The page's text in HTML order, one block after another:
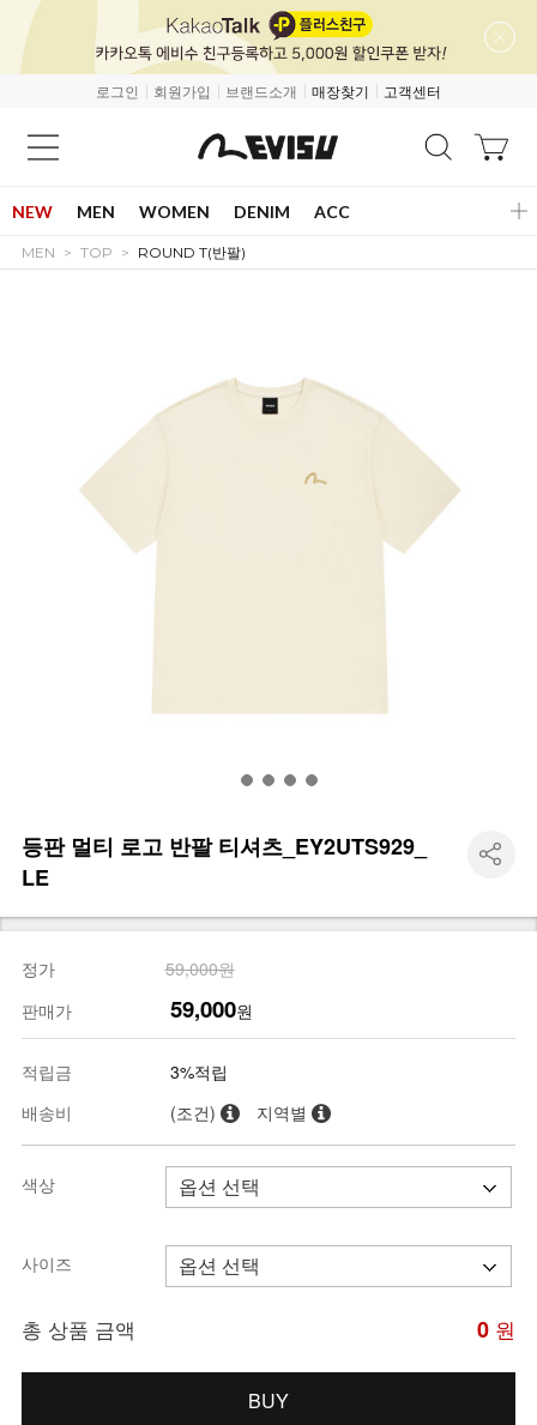
로그인 회원가입 브랜드소개 매장찾기 고객센터
NEW MEN WOMEN DENIM ACC
MEN TOP ROUND T(반팔)
등판 멀티 로고 반팔 티셔츠_EY2UTS929_
LE
정가
59,000원
판매가
59,000원
적립금
3%적립
배송비
(조건) 지역별
색상
사이즈
총 상품 금액 0 원
BUY